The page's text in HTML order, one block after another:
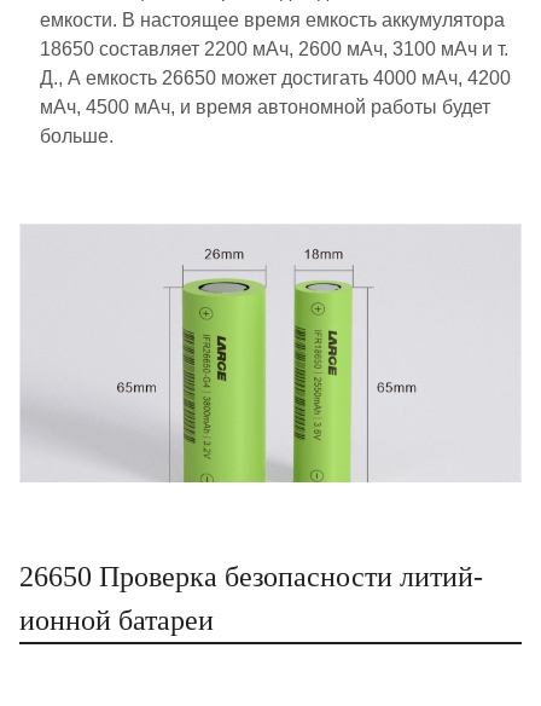
емкости. В настоящее время емкость аккумулятора
18650 составляет 2200 мАч, 2600 мАч, 3100 мАч и т.
Д., А емкость 26650 может достигать 4000 мАч, 4200
мАч, 4500 мАч, и время автономной работы будет
больше.
26650 Проверка безопасности литий-
ионной батареи